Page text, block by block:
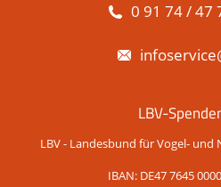
0 91 74 / 47
LBV-
LBV - Landesbund für Vogel- und
IBAN: DE47 7645